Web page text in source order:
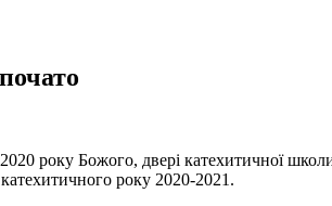
року Божого, двері катехитичної
року 2020-2021.